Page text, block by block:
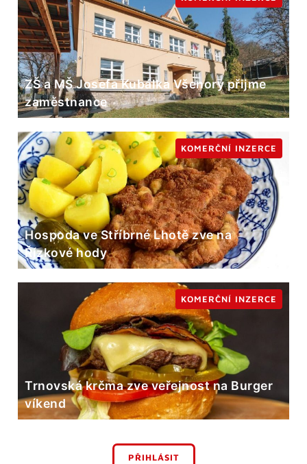
ZŠ a MŠ Josefa Kubálka Všenory přijme
zaměstnance
Hospoda ve Stříbrné Lhotě zve na
Řízkové hody
KOMERČNÍ INZERCE
Trnovská krčma zve veřejnost na Burger
víkend
KOMERČNÍ INZERCE
PŘIHLÁSIT